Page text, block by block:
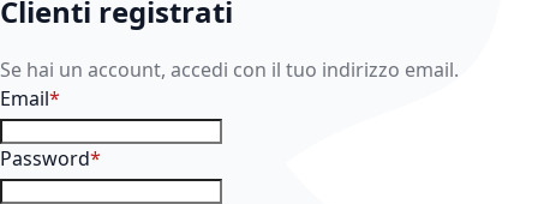
Clienti registrati
Se hai un account, accedi con il tuo indirizzo email.
Email
Password